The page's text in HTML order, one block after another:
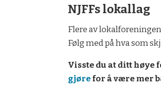
NJFFs lokallag
Flere av
Følg med på hva som
Visste du at ditt
gjørefor å være mer